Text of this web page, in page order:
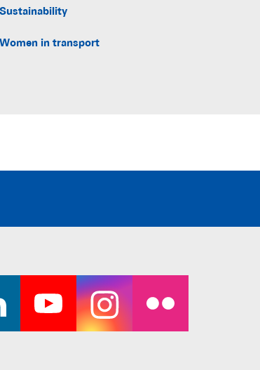
Sustainability
Women in transport